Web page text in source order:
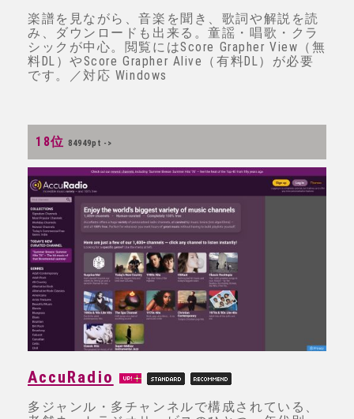
楽譜を見ながら、音楽を聞き、歌詞や解説を読
み、ダウンロードも出来る。童謡・唱歌・クラ
シックが中心。閲覧にはScore Grapher View（無
料DL）やScore Grapher Alive（有料DL）が必要
です。／対応 Windows
18位 84949pt ->
AccuRadio
多ジャンル・多チャンネルで構成されている、